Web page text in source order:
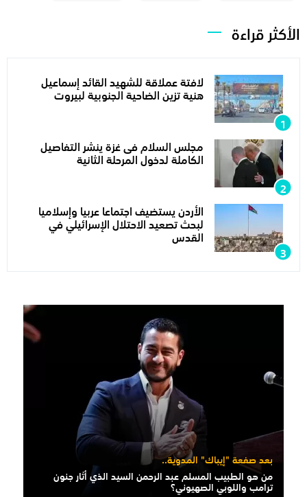
الأكثر قراءة
لافتة عملاقة للشهيد القائد إسماعيل
هنية تزين الضاحية الجنوبية لبيروت
مجلس السلام فى غزة ينشر التفاصيل
الكاملة لدخول المرحلة الثانية
الأردن يستضيف اجتماعا عربيا وإسلاميا
لبحث تصعيد الاحتلال الإسرائيلي في
القدس
بعد صفعة "إيباك" المدوية..
من هو الطبيب المسلم عبد الرحمن السيد الذي أثار جنون
ترامب واللوبي الصهيوني؟